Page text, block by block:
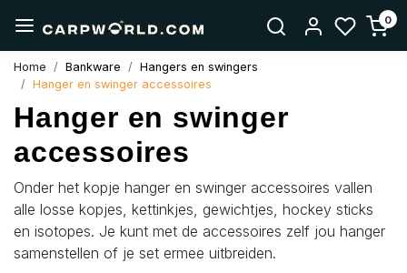
0
Home Bankware
Hangers en swingers
Hanger en swinger accessoires
Hanger en swinger
accessoires
Onder het kopje hanger en swinger accessoires vallen
alle losse kopjes, kettinkjes, gewichtjes, hockey sticks
en isotopes. Je kunt met de accessoires zelf jou hanger
samenstellen of je set ermee uitbreiden.